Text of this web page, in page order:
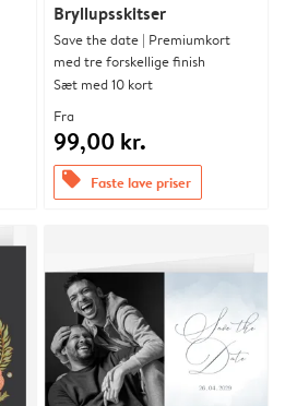
Bryllupsskitser
Save the date | Premiumkort
med tre forskellige finish
Sæt med 10 kort
Fra
99,00 kr.
offers Faste lave priser